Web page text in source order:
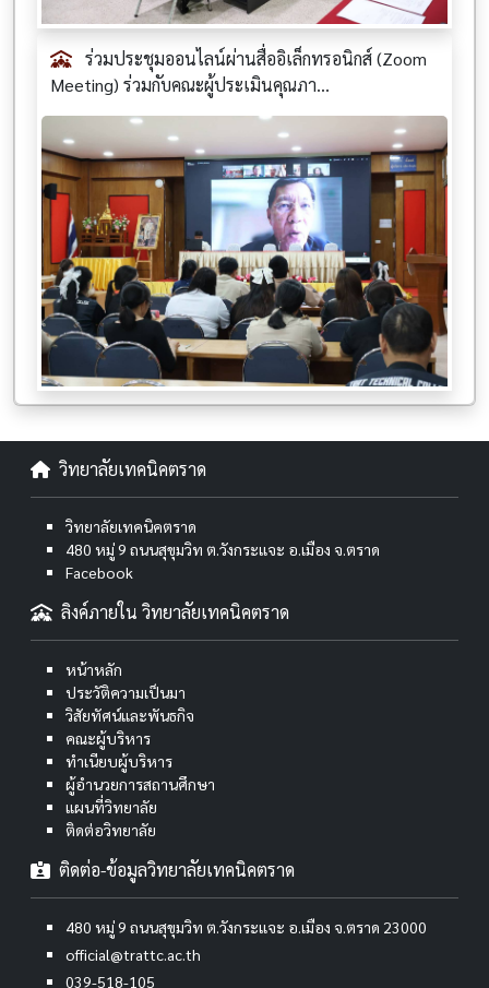
ร่วมประชุมออนไลน์ผ่านสื่ออิเล็กทรอนิกส์ (Zoom
Meeting) ร่วมกับคณะผู้ประเมินคุณภา...
วิทยาลัยเทคนิคตราด
วิทยาลัยเทคนิคตราด
480 หมู่ 9 ถนนสุขุมวิท ต.วังกระแจะ อ.เมือง จ.ตราด
Facebook
ลิงค์ภายใน วิทยาลัยเทคนิคตราด
หน้าหลัก
ประวัติความเป็นมา
วิสัยทัศน์และพันธกิจ
คณะผู้บริหาร
ทำเนียบผู้บริหาร
ผู้อำนวยการสถานศึกษา
แผนที่วิทยาลัย
ติดต่อวิทยาลัย
ติดต่อ-ข้อมูลวิทยาลัยเทคนิคตราด
480 หมู่ 9 ถนนสุขุมวิท ต.วังกระแจะ อ.เมือง จ.ตราด 23000
official@trattc.ac.th
039-518-105